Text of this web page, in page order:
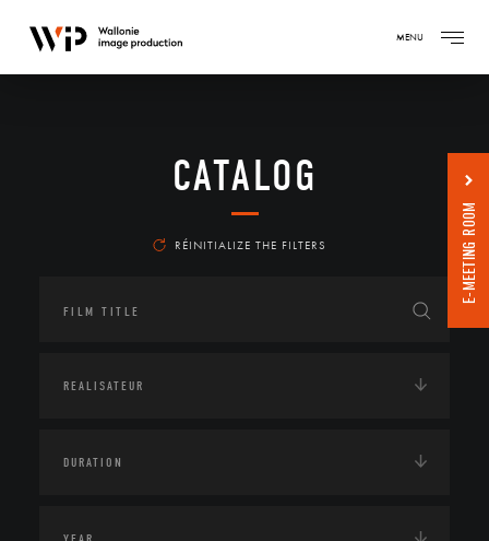
MENU
CATALOG
RÉINITIALIZE THE FILTERS E-MEETING ROOM